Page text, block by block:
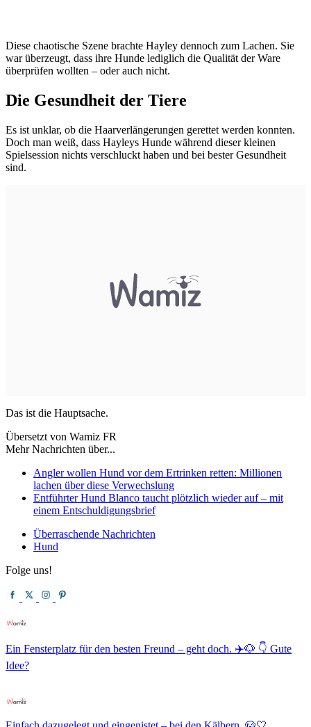
Diese chaotische Szene brachte Hayley dennoch zum Lachen. Sie
war überzeugt, dass ihre Hunde lediglich die Qualität der Ware
überprüfen wollten – oder auch nicht.
Die Gesundheit der Tiere
Es ist unklar, ob die Haarverlängerungen gerettet werden konnten.
Doch man weiß, dass Hayleys Hunde während dieser kleinen
Spielsession nichts verschluckt haben und bei bester Gesundheit
sind.
Das ist die Hauptsache.
Übersetzt von Wamiz FR
Mehr Nachrichten über...
Angler wollen Hund vor dem Ertrinken retten: Millionen
lachen über diese Verwechslung
Entführter Hund Blanco taucht plötzlich wieder auf – mit
einem Entschuldigungsbrief
Überraschende Nachrichten
Hund
Folge uns!
Ein Fensterplatz für den besten Freund – geht doch. ✈️🐶 👇 Gute
Idee?